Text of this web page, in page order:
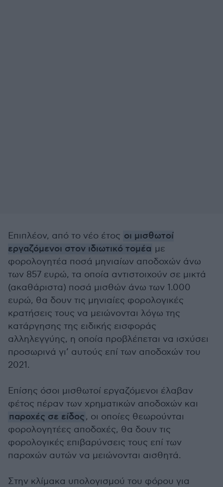
Επιπλέον, από το νέο έτος οι μισθωτοί
εργαζόμενοι στον ιδιωτικό τομέα με
φορολογητέα ποσά μηνιαίων αποδοχών άνω
των 857 ευρώ, τα οποία αντιστοιχούν σε μικτά
(ακαθάριστα) ποσά μισθών άνω των 1.000
ευρώ, θα δουν τις μηνιαίες φορολογικές
κρατήσεις τους να μειώνονται λόγω της
κατάργησης της ειδικής εισφοράς
αλληλεγγύης, η οποία προβλέπεται να ισχύσει
προσωρινά γι’ αυτούς επί των αποδοχών του
2021.
Επίσης όσοι μισθωτοί εργαζόμενοι έλαβαν
φέτος πέραν των χρηματικών αποδοχών και
παροχές σε είδος, οι οποίες θεωρούνται
φορολογητέες αποδοχές, θα δουν τις
φορολογικές επιβαρύνσεις τους επί των
παροχών αυτών να μειώνονται αισθητά.
Στην κλίμακα υπολογισμού του φόρου για